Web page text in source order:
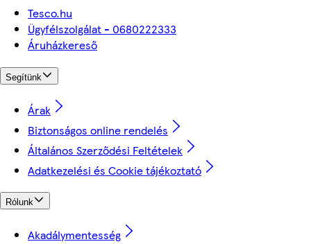
Tesco.hu
Ügyfélszolgálat - 0680222333
Áruházkereső
Segítünk
Árak
Biztonságos online rendelés
Általános Szerződési Feltételek
Adatkezelési és Cookie tájékoztató
Rólunk
Akadálymentesség